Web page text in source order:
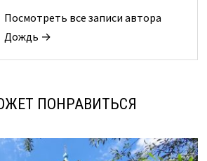
Посмотреть все записи автора
Дождь →
ПОНРАВИТЬСЯ